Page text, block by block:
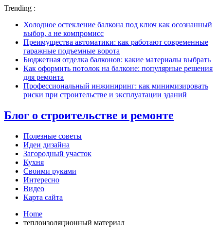
Trending :
Холодное остекление балкона под ключ как осознанный
выбор, а не компромисс
Преимущества автоматики: как работают современные
гаражные подъемные ворота
Бюджетная отделка балконов: какие материалы выбрать
Как оформить потолок на балконе: популярные решения
для ремонта
Профессиональный инжиниринг: как минимизировать
риски при строительстве и эксплуатации зданий
Блог о строительстве и ремонте
Полезные советы
Идеи дизайна
Загородный участок
Кухня
Своими руками
Интересно
Видео
Карта сайта
Home
теплоизоляционный материал